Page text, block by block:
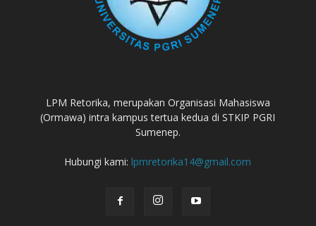
LPM Retorika, merupakan Organisasi Mahasiswa
(Ormawa) intra kampus tertua kedua di STKIP PGRI
Sumenep.
Hubungi kami: lpmretorika14@gmail.com